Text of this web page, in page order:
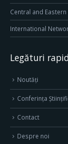
Central and
International
Legături
Noutăți
Conferința
Contact
Despre noi